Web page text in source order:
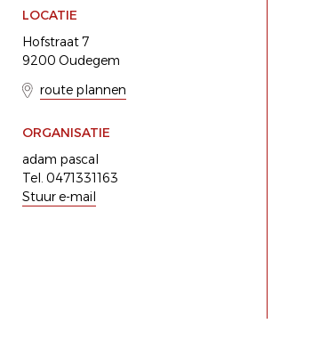
LOCATIE
Hofstraat 7
9200 Oudegem
route plannen
ORGANISATIE
adam pascal
Tel. 0471331163
Stuur e-mail